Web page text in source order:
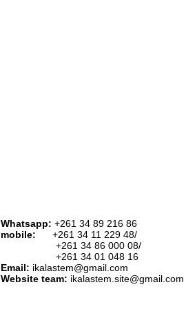
Whatsapp: +261 34 89 216 86
mobile: +261 34 11 229 48/
+261 34 86 000 08/
+261 34 01 048 16
Email: ikalastem@gmail.com
Website team: ikalastem.site@gmail.com